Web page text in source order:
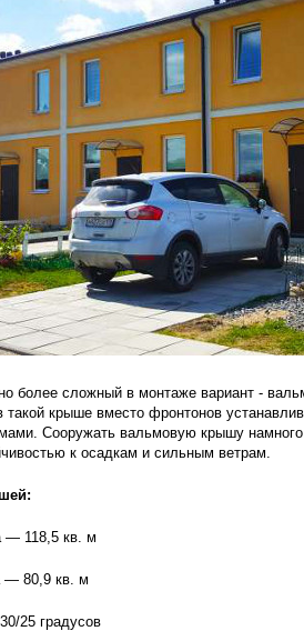
более сложный в монтаже вариант -
такой крыше вместо фронтонов
Сооружать вальмовую крышу
к осадкам и сильным ветрам.
— 118,5 кв. м
— 80,9 кв. м
25 градусов